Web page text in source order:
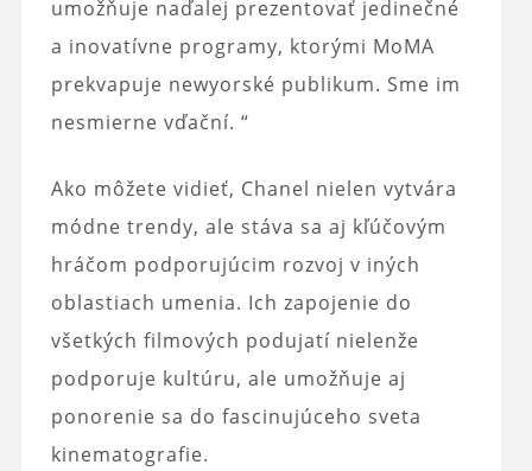
umožňuje naďalej prezentovať jedinečné
a inovatívne programy, ktorými MoMA
prekvapuje newyorské publikum. Sme im
nesmierne vďační. “
Ako môžete vidieť, Chanel nielen vytvára
módne trendy, ale stáva sa aj kľúčovým
hráčom podporujúcim rozvoj v iných
oblastiach umenia. Ich zapojenie do
všetkých filmových podujatí nielenže
podporuje kultúru, ale umožňuje aj
ponorenie sa do fascinujúceho sveta
kinematografie.